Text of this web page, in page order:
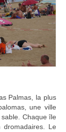
Palmas, la plus
une ville
Chaque île
Le